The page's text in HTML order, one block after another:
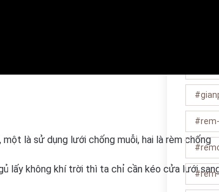
là sử dụng lưới chống muỗi, hai là rèm chống
lấy không khí trời thì ta chỉ cần kéo cửa lưới